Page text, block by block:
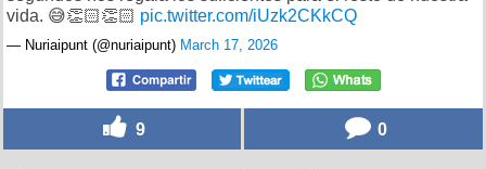
vida. 😅👏🏻👏🏻 pic.twitter.com/iUzk2CKkCQ
— Nuriaipunt (@nuriaipunt) March 17, 2026
9 0